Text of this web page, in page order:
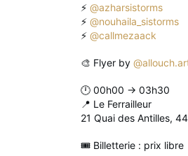
⚡@azharsistorms
⚡@nouhaila_sistorms
⚡@callmezaack
🎨 Flyer by
🕛 00h00 → 03h30
📍 Le Ferrailleur
21 Quai des Antilles,
🎟️ Billetterie : prix libre